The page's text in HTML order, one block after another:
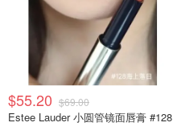
$55.20 $69.00
Estee Lauder 小圆管镜面唇膏 #128